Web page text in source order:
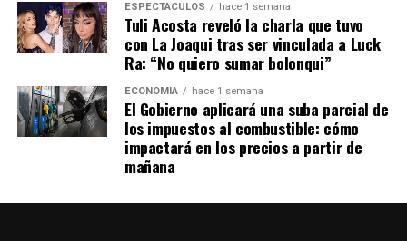
ESPECTÁCULOS hace 1 semana
Tuli Acosta reveló la charla que tuvo
con La Joaqui tras ser vinculada a Luck
Ra: “No quiero sumar bolonqui”
ECONOMÍA hace 1 semana
El Gobierno aplicará una suba parcial de
los impuestos al combustible: cómo
impactará en los precios a partir de
mañana